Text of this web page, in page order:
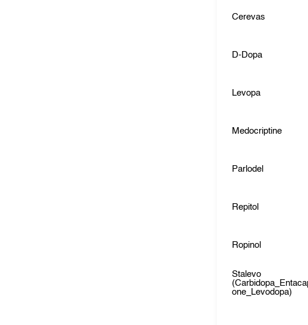
Cerevas
D-Dopa
Levopa
Medocriptine
Parlodel
Repitol
Ropinol
Stalevo
one_Levodopa)